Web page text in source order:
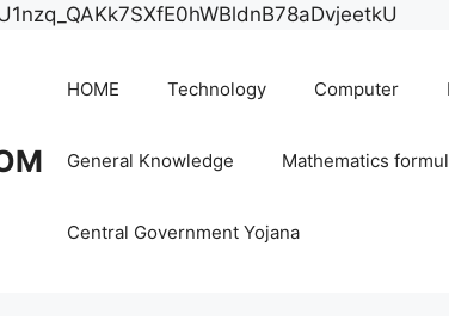
HOME Technology Computer
General Knowledge Mathematics
Central Government Yojana